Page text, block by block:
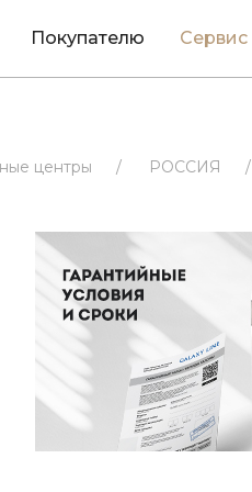
Покупателю Сервис
центры / РОССИЯ /